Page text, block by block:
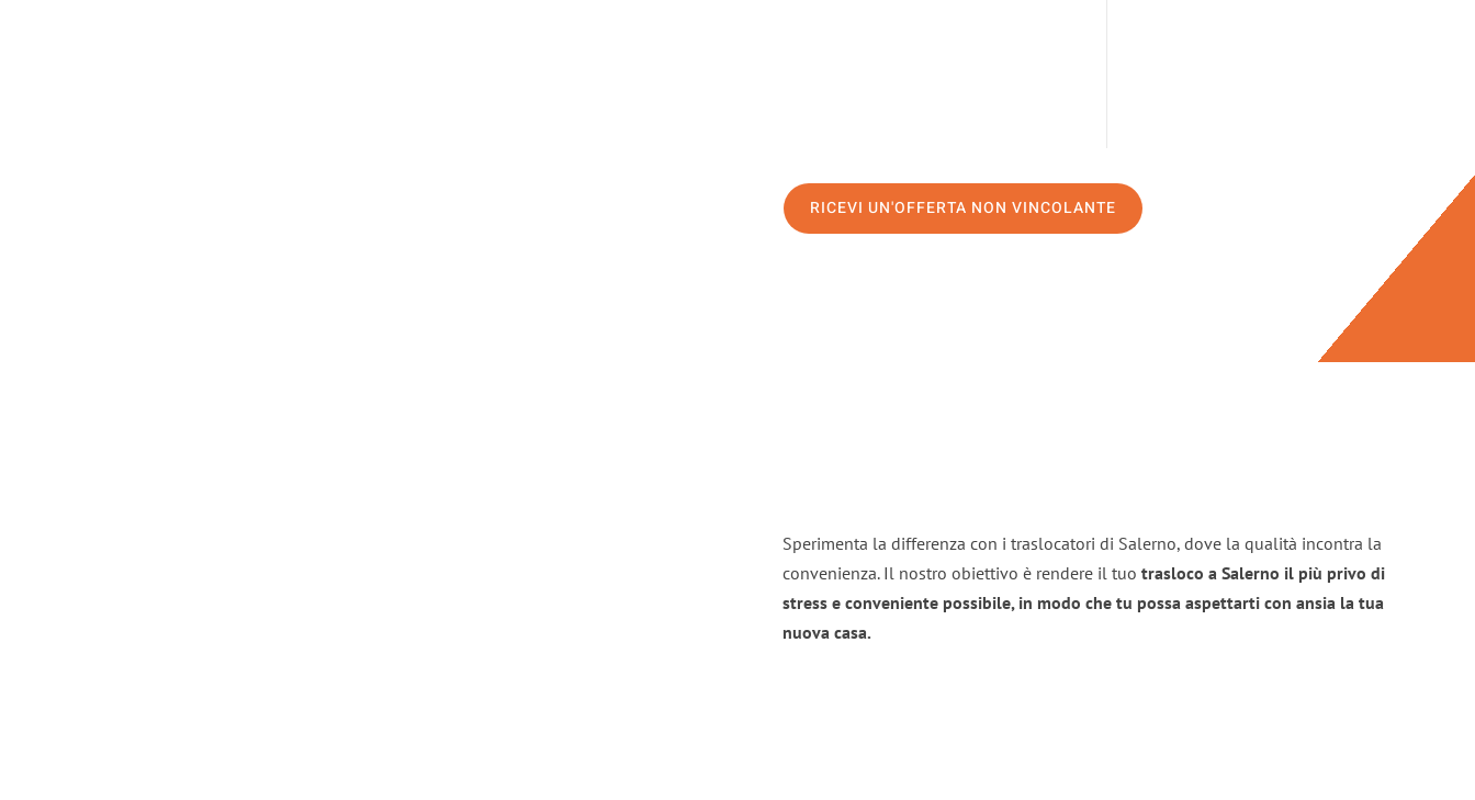
RICEVI UN'OFFERTA NON VINCOLANTE
Sperimenta la differenza con i traslocatori di Salerno, dove la qualità incontra la
convenienza. Il nostro obiettivo è rendere il tuo trasloco a Salerno il più privo di
stress e conveniente possibile, in modo che tu possa aspettarti con ansia la tua
nuova casa.